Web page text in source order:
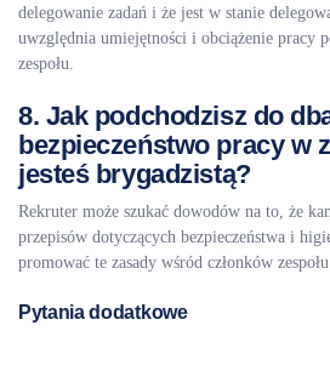
delegowanie zadań i że jest w stanie
uwzględnia umiejętności i obciążenie pracy
zespołu.
8. Jak podchodzisz do
bezpieczeństwo pracy w
jesteś brygadzistą?
Rekruter może szukać dowodów na to, że
przepisów dotyczących bezpieczeństwa i
promować te zasady wśród członków zespołu.
Pytania dodatkowe